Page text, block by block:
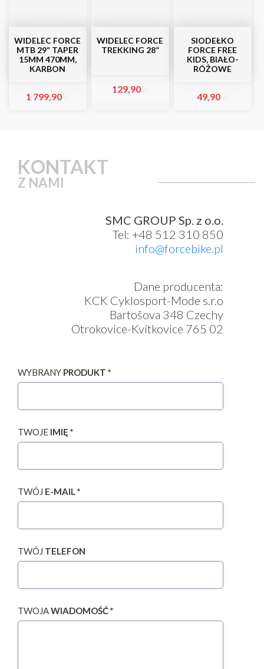
WIDELEC FORCE
MTB 29“ TAPER
15MM 470MM,
KARBON
1 799,90
WIDELEC FORCE
TREKKING 28“
129,90
SIODEŁKO
FORCE FREE
KIDS, BIAŁO-
RÓŻOWE
49,90
KONTAKT
Z NAMI
SMC GROUP Sp. z o.o.
Tel: +48 512 310 850
info@forcebike.pl
Dane producenta:
KCK Cyklosport-Mode s.r.o
Bartošova 348 Czechy
Otrokovice-Kvítkovice 765 02
WYBRANY PRODUKT *
TWOJE IMIĘ *
TWÓJ E-MAIL *
TWÓJ TELEFON
TWOJAWIADOMOŚĆ *